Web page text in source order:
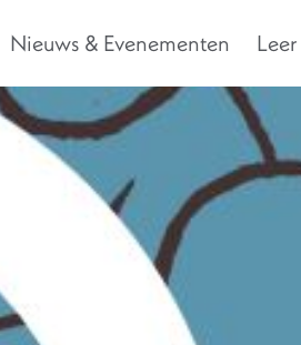
Nieuws & Evenementen Leer